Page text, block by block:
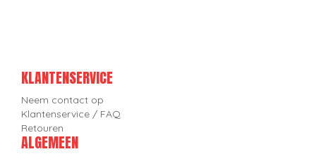
KLANTENSERVICE
Neem contact op
Klantenservice / FAQ
Retouren
ALGEMEEN